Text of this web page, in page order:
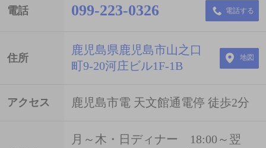
電話 099-223-0326 電話する
住所
鹿児島県鹿児島市山之口
町9-20河庄ビル1F-1B
地図
アクセス 鹿児島市電 天文館通電停 徒歩2分
月～木・日ディナー 18:00～翌